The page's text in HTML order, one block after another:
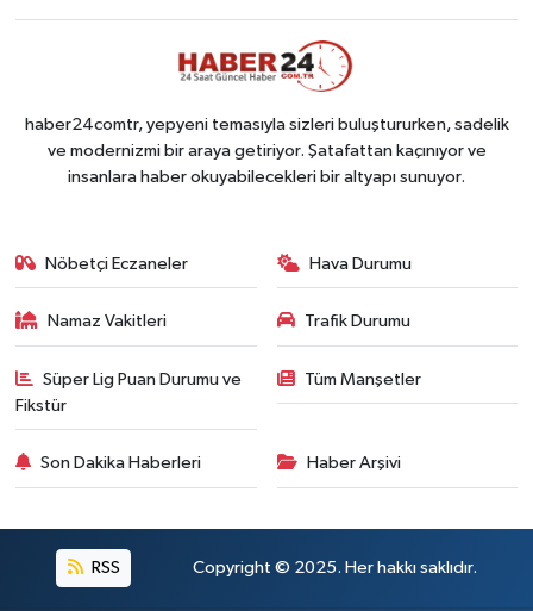
haber24comtr, yepyeni temasıyla sizleri buluştururken, sadelik
ve modernizmi bir araya getiriyor. Şatafattan kaçınıyor ve
insanlara haber okuyabilecekleri bir altyapı sunuyor.
Nöbetçi Eczaneler Hava Durumu
Namaz Vakitleri Trafik Durumu
Süper Lig Puan Durumu ve
Fikstür
Tüm Manşetler
Son Dakika Haberleri Haber Arşivi
RSS Copyright © 2025. Her hakkı saklıdır.